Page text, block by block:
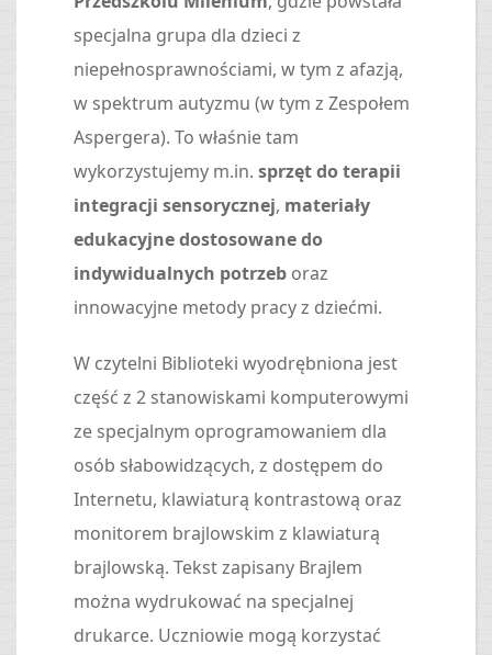
specjalna grupa dla dzieci z
niepełnosprawnościami, w tym z afazją,
w spektrum autyzmu (w tym z Zespołem
Aspergera). To właśnie tam
wykorzystujemy m.in. sprzęt do terapii
integracji sensorycznej, materiały
edukacyjne dostosowane do
indywidualnych potrzeb oraz
innowacyjne metody pracy z dziećmi.
W czytelni Biblioteki wyodrębniona jest
część z 2 stanowiskami komputerowymi
ze specjalnym oprogramowaniem dla
osób słabowidzących, z dostępem do
Internetu, klawiaturą kontrastową oraz
monitorem brajlowskim z klawiaturą
brajlowską. Tekst zapisany Brajlem
można wydrukować na specjalnej
drukarce. Uczniowie mogą korzystać